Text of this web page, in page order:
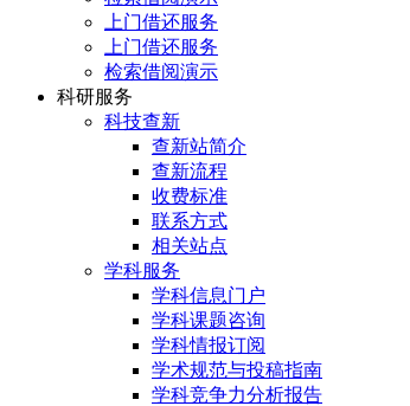
上门借还服务
上门借还服务
检索借阅演示
科研服务
科技查新
查新站简介
查新流程
收费标准
联系方式
相关站点
学科服务
学科信息门户
学科课题咨询
学科情报订阅
学术规范与投稿指南
学科竞争力分析报告